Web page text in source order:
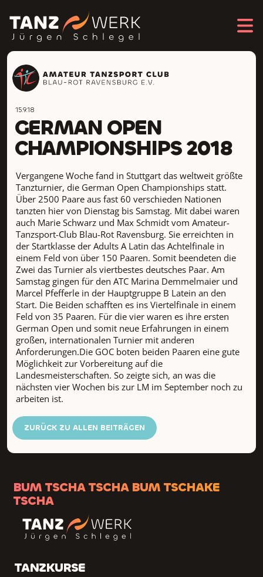
15.9.18
GERMAN OPEN
CHAMPIONSHIPS 2018
Vergangene Woche fand in Stuttgart das weltweit größte
Tanzturnier, die German Open Championships statt.
Über 2500 Paare aus fast 60 verschieden Nationen
tanzten hier von Dienstag bis Samstag. Mit dabei waren
auch Marie Schwarz und Max Schmidt vom Amateur-
Tanzsport-Club Blau-Rot Ravensburg. Sie erreichten in
der Startklasse der Adults A Latin das Achtelfinale in
einem Feld von über 150 Paaren. Somit beendeten die
Zwei das Turnier als viertbestes deutsches Paar. Am
Samstag gingen für den ATC Marina Demmelmaier und
Marcel Pfefferle in der Hauptgruppe B Latein an den
Start. Die Beiden schafften es ins Viertelfinale in einem
Feld von 35 Paaren. Für die vier waren es ihre ersten
German Open und somit neue Erfahrungen in einem
großen, internationalen Turnier mit anderen
Anforderungen.Die GOC boten beiden Paaren eine gute
Möglichkeit zur Vorbereitung auf die
Landesmeisterschaften. So zeigte sich, an was die
nächsten vier Wochen bis zur LM im September noch zu
arbeiten ist.
ZURÜCK ZU ALLEN BEITRÄGEN
BUM TSCHA TSCHA BUM TSCHAKE
TSCHA
TANZKURSE